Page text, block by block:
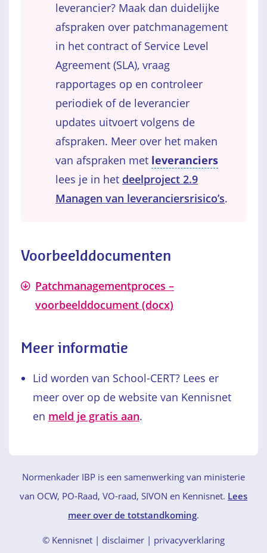
leverancier? Maak dan duidelijke
afspraken over patchmanagement
in het contract of Service Level
Agreement (SLA), vraag
rapportages op en controleer
periodiek of de leverancier
updates uitvoert volgens de
afspraken. Meer over het maken
van afspraken met leveranciers
lees je in het deelproject 2.9
Managen van leveranciersrisico’s.
Voorbeelddocumenten
Patchmanagementproces –
voorbeelddocument (docx)
Meer informatie
Lid worden van School-CERT? Lees er
meer over op de website van Kennisnet
en meld je gratis aan.
Normenkader IBP is een samenwerking van ministerie
van OCW, PO-Raad, VO-raad, SIVON en Kennisnet. Lees
meer over de totstandkoming.
© Kennisnet disclaimer | privacyverklaring